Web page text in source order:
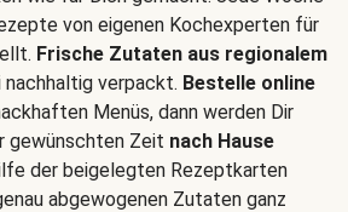
von eigenen Kochexperten für
Frische Zutaten aus regionalem
nachhaltig verpackt. Bestelle online
Menüs, dann werden Dir
gewünschten Zeit nach Hause
der beigelegten Rezeptkarten
abgewogenen Zutaten ganz